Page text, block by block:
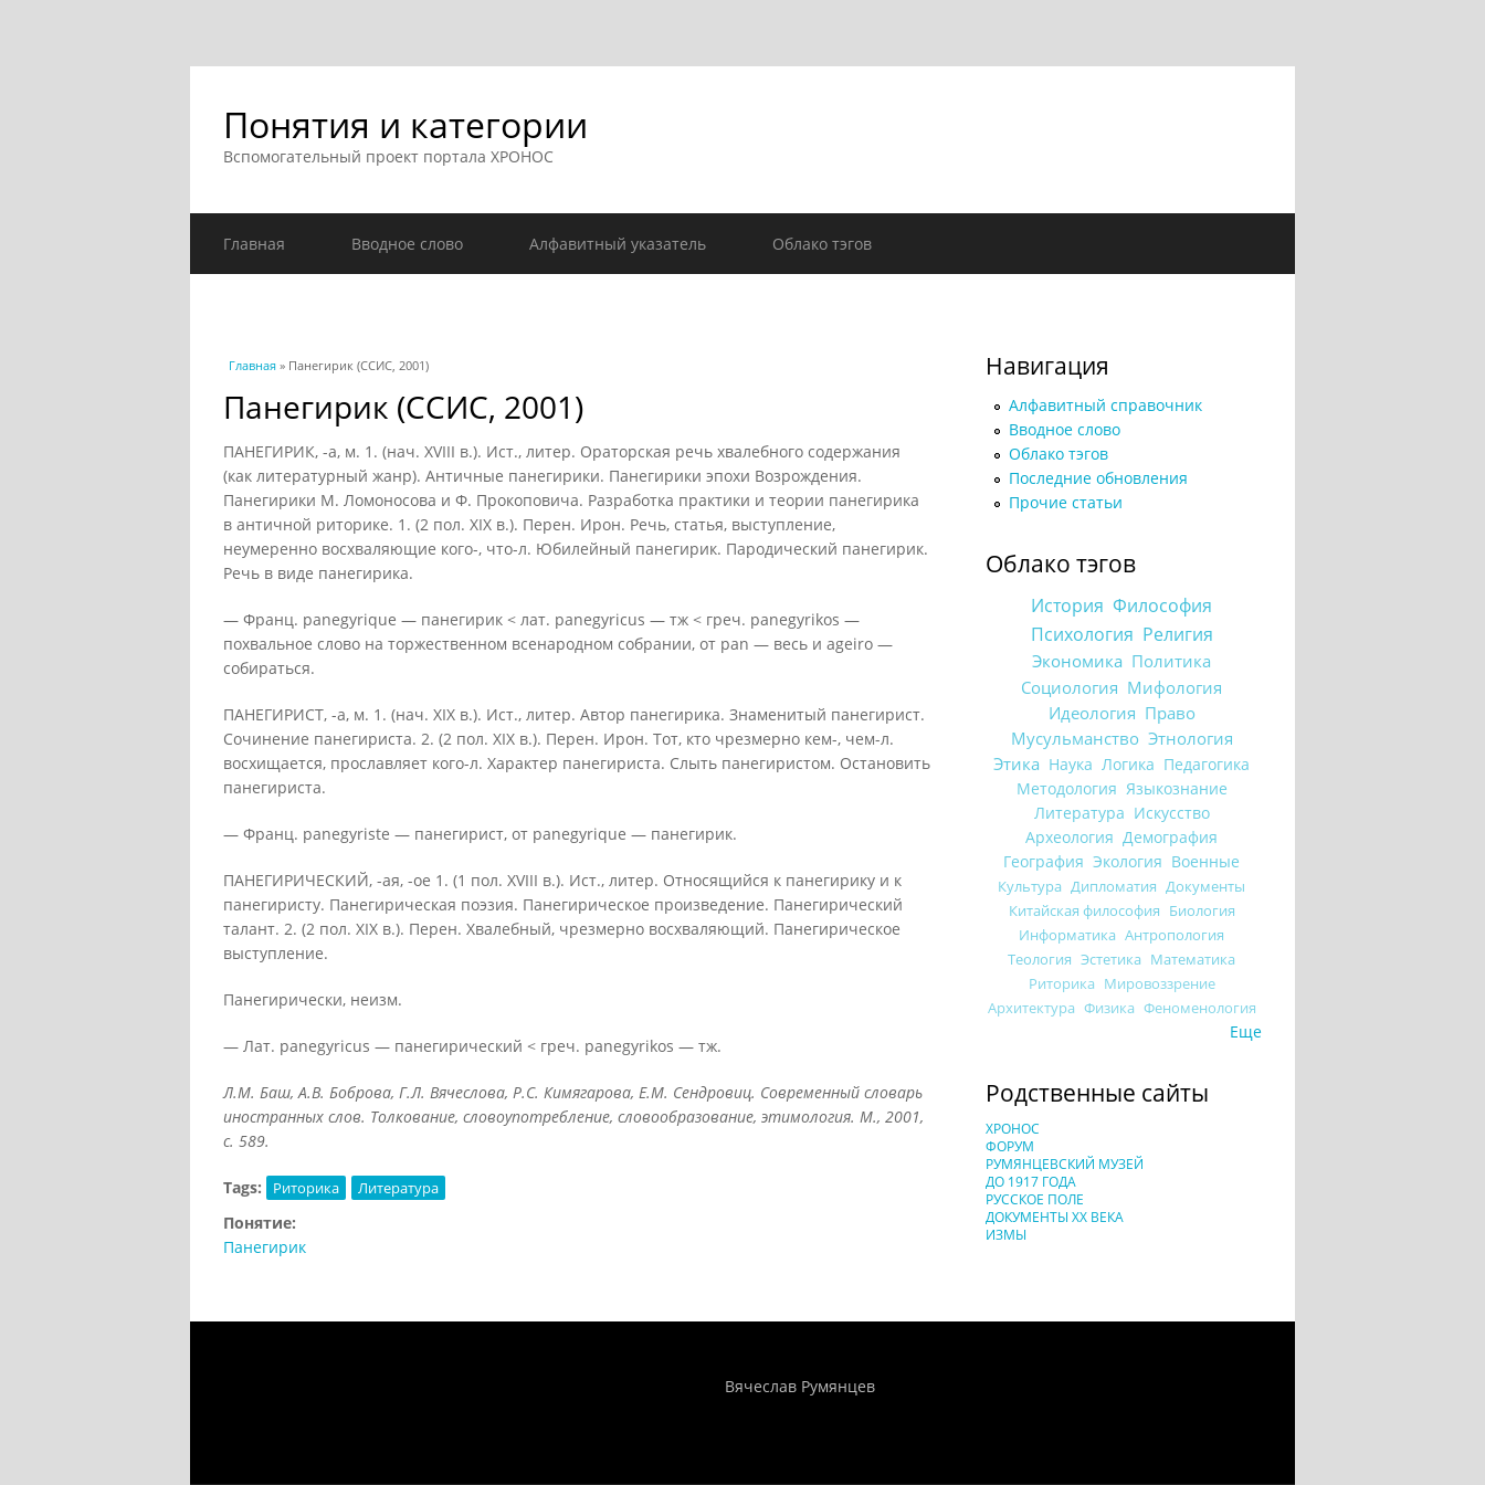
Понятия и категории
Вспомогательный проект портала ХРОНОС
Главная Вводное слово Алфавитный указатель Облако тэгов
Вы здесь
Главная » Панегирик (ССИС, 2001)
Панегирик (ССИС, 2001)
ПАНЕГИРИК, -а, м. 1. (нач. XVIII в.). Ист., литер. Ораторская речь хвалебного содержания
(как литературный жанр). Античные панегирики. Панегирики эпохи Возрождения.
Панегирики М. Ломоносова и Ф. Прокоповича. Разработка практики и теории панегирика
в античной риторике. 1. (2 пол. XIX в.). Перен. Ирон. Речь, статья, выступление,
неумеренно восхваляющие кого-, что-л. Юбилейный панегирик. Пародический панегирик.
Речь в виде панегирика.
— Франц. panegyrique — панегирик < лат. panegyricus — тж < греч. panegyrikos —
похвальное слово на торжественном всенародном собрании, от pan — весь и ageiro —
собираться.
ПАНЕГИРИСТ, -а, м. 1. (нач. XIX в.). Ист., литер. Автор панегирика. Знаменитый панегирист.
Сочинение панегириста. 2. (2 пол. XIX в.). Перен. Ирон. Тот, кто чрезмерно кем-, чем-л.
восхищается, прославляет кого-л. Характер панегириста. Слыть панегиристом. Остановить
панегириста.
— Франц. panegyriste — панегирист, от panegyrique — панегирик.
ПАНЕГИРИЧЕСКИЙ, -ая, -ое 1. (1 пол. XVIII в.). Ист., литер. Относящийся к панегирику и к
панегиристу. Панегирическая поэзия. Панегирическое произведение. Панегирический
талант. 2. (2 пол. XIX в.). Перен. Хвалебный, чрезмерно восхваляющий. Панегирическое
выступление.
Панегирически, неизм.
— Лат. panegyricus — панегирический < греч. panegyrikos — тж.
Л.М. Баш, А.В. Боброва, Г.Л. Вячеслова, Р.С. Кимягарова, Е.М. Сендровиц. Современный словарь
иностранных слов. Толкование, словоупотребление, словообразование, этимология. М., 2001,
с. 589.
Tags: Риторика Литература
Понятие:
Панегирик
Навигация
Алфавитный справочник
Вводное слово
Облако тэгов
Последние обновления
Прочие статьи
Облако тэгов
История Философия
Психология Религия
Экономика Политика
Социология Мифология
Идеология Право
Мусульманство Этнология
Этика Наука Логика Педагогика
Методология Языкознание
Литература Искусство
Археология Демография
География Экология Военные
Культура Дипломатия Документы
Китайская философия Биология
Информатика Антропология
Теология Эстетика Математика
Риторика Мировоззрение
Архитектура Физика Феноменология
Еще
Родственные сайты
ХРОНОС
ФОРУМ
РУМЯНЦЕВСКИЙ МУЗЕЙ
ДО 1917 ГОДА
РУССКОЕ ПОЛЕ
ДОКУМЕНТЫ XX ВЕКА
ИЗМЫ
Вячеслав Румянцев